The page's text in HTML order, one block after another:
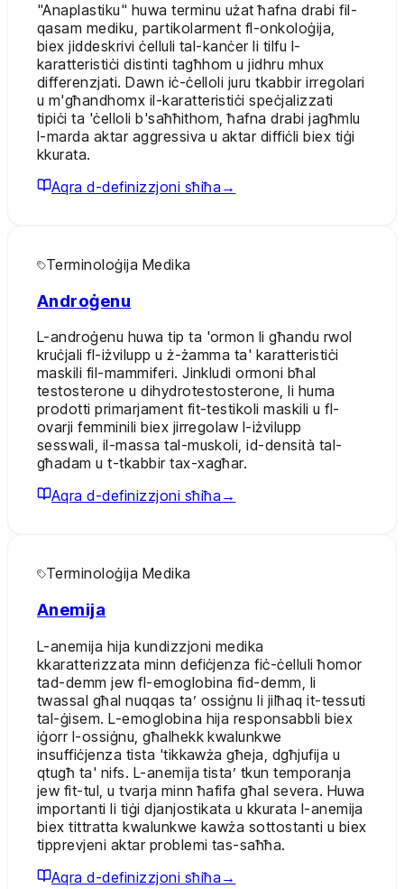
"Anaplastiku" huwa terminu użat ħafna drabi fil-
qasam mediku, partikolarment fl-onkoloġija,
biex jiddeskrivi ċelluli tal-kanċer li tilfu l-
karatteristiċi distinti tagħhom u jidhru mhux
differenzjati. Dawn iċ-ċelloli juru tkabbir irregolari
u m'għandhomx il-karatteristiċi speċjalizzati
tipiċi ta 'ċelloli b'saħħithom, ħafna drabi jagħmlu
l-marda aktar aggressiva u aktar diffiċli biex tiġi
kkurata.
Aqra d-definizzjoni sħiħa →
Terminoloġija Medika
Androġenu
L-androġenu huwa tip ta 'ormon li għandu rwol
kruċjali fl-iżvilupp u ż-żamma ta' karatteristiċi
maskili fil-mammiferi. Jinkludi ormoni bħal
testosterone u dihydrotestosterone, li huma
prodotti primarjament fit-testikoli maskili u fl-
ovarji femminili biex jirregolaw l-iżvilupp
sesswali, il-massa tal-muskoli, id-densità tal-
għadam u t-tkabbir tax-xagħar.
Aqra d-definizzjoni sħiħa →
Terminoloġija Medika
Anemija
L-anemija hija kundizzjoni medika
kkaratterizzata minn defiċjenza fiċ-ċelluli ħomor
tad-demm jew fl-emoglobina fid-demm, li
twassal għal nuqqas ta’ ossiġnu li jilħaq it-tessuti
tal-ġisem. L-emoglobina hija responsabbli biex
iġorr l-ossiġnu, għalhekk kwalunkwe
insuffiċjenza tista 'tikkawża għeja, dgħjufija u
qtugħ ta' nifs. L-anemija tista’ tkun temporanja
jew fit-tul, u tvarja minn ħafifa għal severa. Huwa
importanti li tiġi djanjostikata u kkurata l-anemija
biex tittratta kwalunkwe kawża sottostanti u biex
tipprevjeni aktar problemi tas-saħħa.
Aqra d-definizzjoni sħiħa →